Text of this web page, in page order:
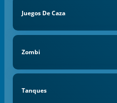
Juegos De Caza
Zombi
Tanques